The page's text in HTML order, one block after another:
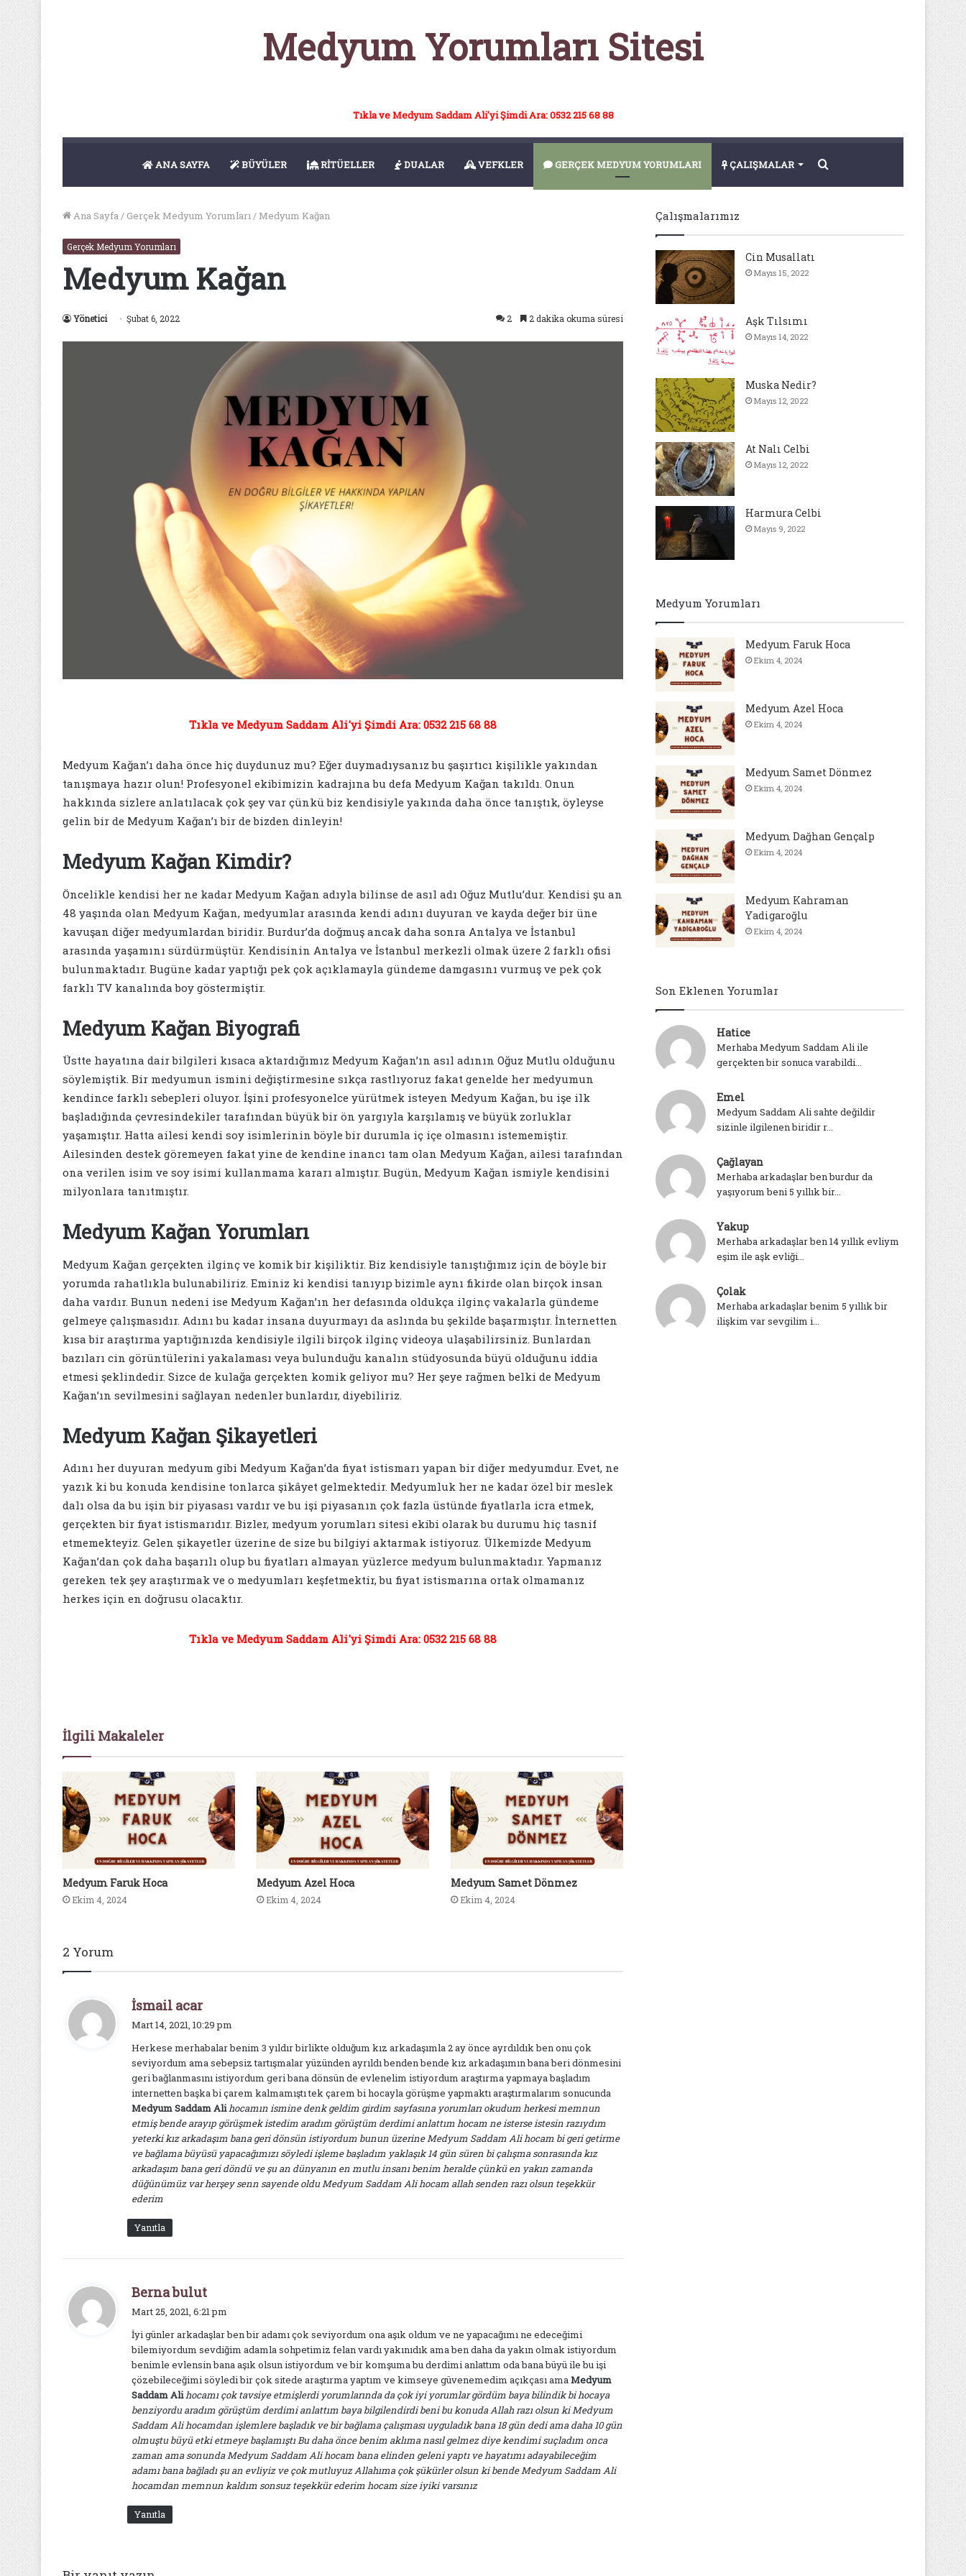
Medyum Yorumları Sitesi
Tıkla ve Medyum Saddam Ali'yi Şimdi Ara: 0532 215 68 88
ANA SAYFA BÜYÜLER RİTÜELLER DUALAR VEFKLER GERÇEK MEDYUM YORUMLARI ÇALIŞMALAR
Ana Sayfa/ Gerçek Medyum Yorumları/ Medyum Kağan
Gerçek Medyum Yorumları
Medyum Kağan
Yönetici Şubat 6, 2022 2 2 dakika okuma süresi
Tıkla ve Medyum Saddam Ali'yi Şimdi Ara: 0532 215 68 88
Medyum Kağan’ı daha önce hiç duydunuz mu? Eğer duymadıysanız bu şaşırtıcı kişilikle yakından
tanışmaya hazır olun! Profesyonel ekibimizin kadrajına bu defa Medyum Kağan takıldı. Onun
hakkında sizlere anlatılacak çok şey var çünkü biz kendisiyle yakında daha önce tanıştık, öyleyse
gelin bir de Medyum Kağan’ı bir de bizden dinleyin!
Medyum Kağan Kimdir?
Öncelikle kendisi her ne kadar Medyum Kağan adıyla bilinse de asıl adı Oğuz Mutlu’dur. Kendisi şu an
48 yaşında olan Medyum Kağan, medyumlar arasında kendi adını duyuran ve kayda değer bir üne
kavuşan diğer medyumlardan biridir. Burdur’da doğmuş ancak daha sonra Antalya ve İstanbul
arasında yaşamını sürdürmüştür. Kendisinin Antalya ve İstanbul merkezli olmak üzere 2 farklı ofisi
bulunmaktadır. Bugüne kadar yaptığı pek çok açıklamayla gündeme damgasını vurmuş ve pek çok
farklı TV kanalında boy göstermiştir.
Medyum Kağan Biyografi
Üstte hayatına dair bilgileri kısaca aktardığımız Medyum Kağan’ın asıl adının Oğuz Mutlu olduğunu
söylemiştik. Bir medyumun ismini değiştirmesine sıkça rastlıyoruz fakat genelde her medyumun
kendince farklı sebepleri oluyor. İşini profesyonelce yürütmek isteyen Medyum Kağan, bu işe ilk
başladığında çevresindekiler tarafından büyük bir ön yargıyla karşılamış ve büyük zorluklar
yaşamıştır. Hatta ailesi kendi soy isimlerinin böyle bir durumla iç içe olmasını istememiştir.
Ailesinden destek göremeyen fakat yine de kendine inancı tam olan Medyum Kağan, ailesi tarafından
ona verilen isim ve soy isimi kullanmama kararı almıştır. Bugün, Medyum Kağan ismiyle kendisini
milyonlara tanıtmıştır.
Medyum Kağan Yorumları
Medyum Kağan gerçekten ilginç ve komik bir kişiliktir. Biz kendisiyle tanıştığımız için de böyle bir
yorumda rahatlıkla bulunabiliriz. Eminiz ki kendisi tanıyıp bizimle aynı fikirde olan birçok insan
daha vardır. Bunun nedeni ise Medyum Kağan’ın her defasında oldukça ilginç vakalarla gündeme
gelmeye çalışmasıdır. Adını bu kadar insana duyurmayı da aslında bu şekilde başarmıştır. İnternetten
kısa bir araştırma yaptığınızda kendisiyle ilgili birçok ilginç videoya ulaşabilirsiniz. Bunlardan
bazıları cin görüntülerini yakalaması veya bulunduğu kanalın stüdyosunda büyü olduğunu iddia
etmesi şeklindedir. Sizce de kulağa gerçekten komik geliyor mu? Her şeye rağmen belki de Medyum
Kağan’ın sevilmesini sağlayan nedenler bunlardır, diyebiliriz.
Medyum Kağan Şikayetleri
Adını her duyuran medyum gibi Medyum Kağan’da fiyat istismarı yapan bir diğer medyumdur. Evet, ne
yazık ki bu konuda kendisine tonlarca şikâyet gelmektedir. Medyumluk her ne kadar özel bir meslek
dalı olsa da bu işin bir piyasası vardır ve bu işi piyasanın çok fazla üstünde fiyatlarla icra etmek,
gerçekten bir fiyat istismarıdır. Bizler, medyum yorumları sitesi ekibi olarak bu durumu hiç tasnif
etmemekteyiz. Gelen şikayetler üzerine de size bu bilgiyi aktarmak istiyoruz. Ülkemizde Medyum
Kağan’dan çok daha başarılı olup bu fiyatları almayan yüzlerce medyum bulunmaktadır. Yapmanız
gereken tek şey araştırmak ve o medyumları keşfetmektir, bu fiyat istismarına ortak olmamanız
herkes için en doğrusu olacaktır.
Tıkla ve Medyum Saddam Ali'yi Şimdi Ara: 0532 215 68 88
İlgili Makaleler
Medyum Faruk Hoca
Ekim 4, 2024
Medyum Azel Hoca
Ekim 4, 2024
Medyum Samet Dönmez
Ekim 4, 2024
2 Yorum
İsmail acard
i
k
i
Mart 14, 2021, 10:29 pm
Herkese merhabalar benim 3 yıldır birlikte olduğum kız arkadaşımla 2 ay önce ayrdıldık ben onu çok
seviyordum ama sebepsiz tartışmalar yüzünden ayrıldı benden bende kız arkadaşımın bana beri dönmesini
geri bağlanmasını istiyordum geri bana dönsün de evlenelim istiyordum araştırma yapmaya başladım
internetten başka bi çarem kalmamıştı tek çarem bi hocayla görüşme yapmaktı araştırmalarım sonucunda
Medyum Saddam Alihocamın ismine denk geldim girdim sayfasına yorumları okudum herkesi memnun
etmiş bende arayıp görüşmek istedim aradım görüştüm derdimi anlattım hocam ne isterse istesin razıydım
yeterki kız arkadaşım bana geri dönsün istiyordum bunun üzerine Medyum Saddam Ali hocam bi geri getirme
ve bağlama büyüsü yapacağımızı söyledi işleme başladım yaklaşık 14 gün süren bi çalışma sonrasında kız
arkadaşım bana geri döndü ve şu an dünyanın en mutlu insanı benim heralde çünkü en yakın zamanda
düğünümüz var herşey senn sayende oldu Medyum Saddam Ali hocam allah senden razı olsun teşekkür
ederim
Yanıtla
Berna bulut
e
i
k
i
Mart 25, 2021, 6:21 pm
İyi günler arkadaşlar ben bir adamı çok seviyordum ona aşık oldum ve ne yapacağımı ne edeceğimi
bilemiyordum sevdiğim adamla sohpetimiz felan vardı yakınıdık ama ben daha da yakın olmak istiyordum
benimle evlensin bana aşık olsun istiyordum ve bir komşuma bu derdimi anlattım oda bana büyü ile bu işi
çözebileceğimi söyledi bir çok sitede araştırma yaptım ve kimseye güvenemedim açıkçası amaMedyum
Saddam Alihocamı çok tavsiye etmişlerdi yorumlarında da çok iyi yorumlar gördüm baya bilindik bi hocaya
benziyordu aradım görüştüm derdimi anlattım baya bilgilendirdi beni bu konuda Allah razı olsun ki Medyum
Saddam Ali hocamdan işlemlere başladık ve bir bağlama çalışması uyguladık bana 18 gün dedi ama daha 10 gün
olmuştu büyü etki etmeye başlamıştı Bu daha önce benim aklıma nasıl gelmez diye kendimi suçladım onca
zaman ama sonunda Medyum Saddam Ali hocam bana elinden geleni yaptı ve hayatımı adayabileceğim
adamı bana bağladı şu an evliyiz ve çok mutluyuz Allahıma çok şükürler olsun ki bende Medyum Saddam Ali
hocamdan memnun kaldım sonsuz teşekkür ederim hocam size iyiki varsınız
Yanıtla
Çalışmalarımız
Cin Musallatı
Mayıs 15, 2022
Aşk Tılsımı
Mayıs 14, 2022
Muska Nedir?
Mayıs 12, 2022
At Nalı Celbi
Mayıs 12, 2022
Harmura Celbi
Mayıs 9, 2022
Medyum Yorumları
Medyum Faruk Hoca
Ekim 4, 2024
Medyum Azel Hoca
Ekim 4, 2024
Medyum Samet Dönmez
Ekim 4, 2024
Medyum Dağhan Gençalp
Ekim 4, 2024
Medyum Kahraman
Yadigaroğlu
Ekim 4, 2024
Son Eklenen Yorumlar
Hatice
Merhaba Medyum Saddam Ali ile
gerçekten bir sonuca varabildi...
Emel
Medyum Saddam Ali sahte değildir
sizinle ilgilenen biridir r...
Çağlayan
Merhaba arkadaşlar ben burdur da
yaşıyorum beni 5 yıllık bir...
Yakup
Merhaba arkadaşlar ben 14 yıllık evliym
eşim ile aşk evliği...
Çolak
Merhaba arkadaşlar benim 5 yıllık bir
ilişkim var sevgilim i...